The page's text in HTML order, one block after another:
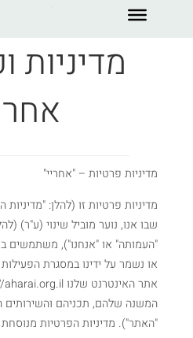
מדיניות
מדיניות פרטיות – "אחריי"
מדיניות פרטיות זו (להלן:
שבו אנו, נוער מוביל שינוי (ע"ר)
"העמותה" או "אנחנו"), משתמשים
או נשמר על ידינו במסגרת
המשנה שלהם, תכניהם והשירותים
"האתר"). מדיניות הפרטיות